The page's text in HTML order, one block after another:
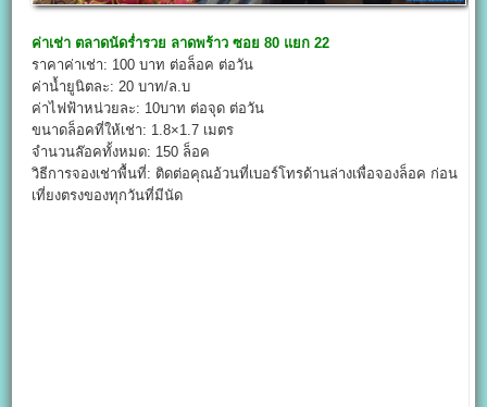
ค่าเช่า ตลาดนัดร่ำรวย ลาดพร้าว ซอย 80 แยก 22
ราคาค่าเช่า: 100 บาท ต่อล็อค ต่อวัน
ค่าน้ำยูนิตละ: 20 บาท/ล.บ
ค่าไฟฟ้าหน่วยละ: 10บาท ต่อจุด ต่อวัน
ขนาดล็อคที่ให้เช่า: 1.8×1.7 เมตร
จำนวนล๊อคทั้งหมด: 150 ล็อค
วิธีการจองเช่าพื้นที่: ติดต่อคุณอ้วนที่เบอร์โทรด้านล่างเพื่อจองล็อค ก่อน
เที่ยงตรงของทุกวันที่มีนัด